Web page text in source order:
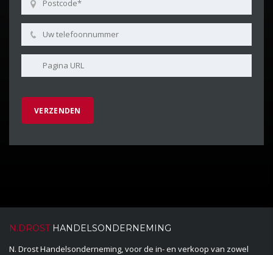
N.DROSTHANDELSONDERNEMING
N. Drost Handelsonderneming, voor de in- en verkoop van zowel